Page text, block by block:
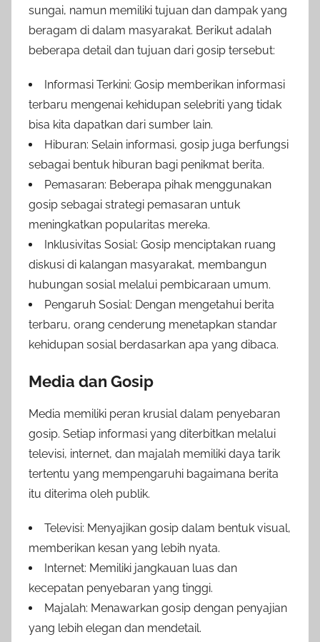
sungai, namun memiliki tujuan dan dampak yang
beragam di dalam masyarakat. Berikut adalah
beberapa detail dan tujuan dari gosip tersebut:
Informasi Terkini: Gosip memberikan informasi
terbaru mengenai kehidupan selebriti yang tidak
bisa kita dapatkan dari sumber lain.
Hiburan: Selain informasi, gosip juga berfungsi
sebagai bentuk hiburan bagi penikmat berita.
Pemasaran: Beberapa pihak menggunakan
gosip sebagai strategi pemasaran untuk
meningkatkan popularitas mereka.
Inklusivitas Sosial: Gosip menciptakan ruang
diskusi di kalangan masyarakat, membangun
hubungan sosial melalui pembicaraan umum.
Pengaruh Sosial: Dengan mengetahui berita
terbaru, orang cenderung menetapkan standar
kehidupan sosial berdasarkan apa yang dibaca.
Media dan Gosip
Media memiliki peran krusial dalam penyebaran
gosip. Setiap informasi yang diterbitkan melalui
televisi, internet, dan majalah memiliki daya tarik
tertentu yang mempengaruhi bagaimana berita
itu diterima oleh publik.
Televisi: Menyajikan gosip dalam bentuk visual,
memberikan kesan yang lebih nyata.
Internet: Memiliki jangkauan luas dan
kecepatan penyebaran yang tinggi.
Majalah: Menawarkan gosip dengan penyajian
yang lebih elegan dan mendetail.